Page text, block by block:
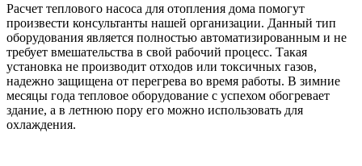
Расчет теплового насоса для отопления дома помогут
произвести консультанты нашей организации. Данный тип
оборудования является полностью автоматизированным и не
требует вмешательства в свой рабочий процесс. Такая
установка не производит отходов или токсичных газов,
надежно защищена от перегрева во время работы. В зимние
месяцы года тепловое оборудование с успехом обогревает
здание, а в летнюю пору его можно использовать для
охлаждения.